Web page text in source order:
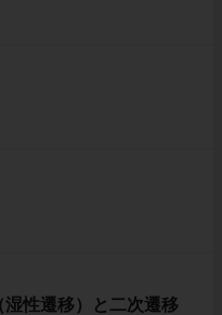
性遷移）と二次遷移